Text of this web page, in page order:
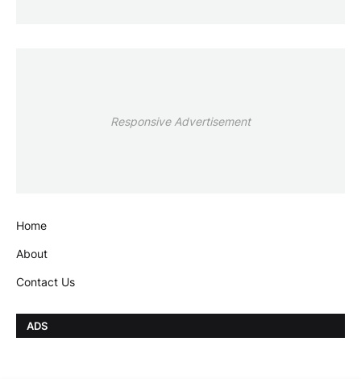
Responsive Advertisement
Home
About
Contact Us
ADS